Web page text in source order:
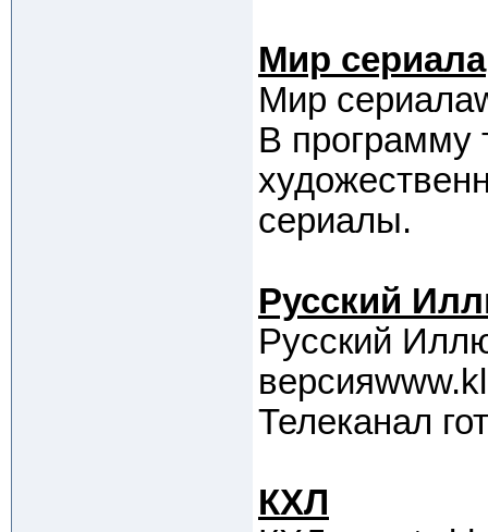
Мир сериала
Мир
В программу
сериалы.
Русский
Русский
Телеканал
КХЛ